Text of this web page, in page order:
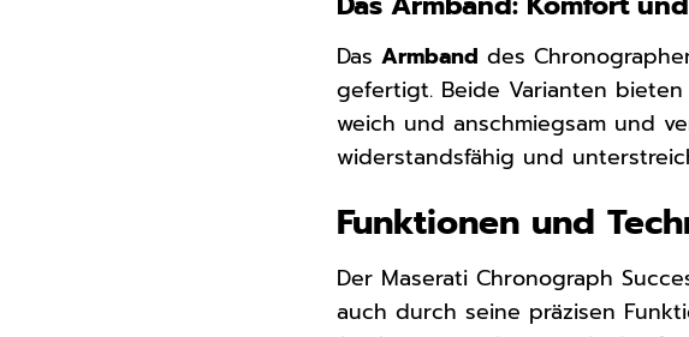
DasArmband des
gefertigt. Beide Varianten
weich und anschmiegsam und
widerstandsfähig und
Funktionen und
Der Maserati Chronograph
auch durch seine präzisen